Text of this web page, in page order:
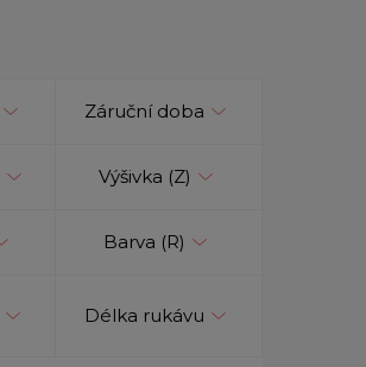
Záruční doba
Výšivka (Z)
Barva (R)
Délka rukávu